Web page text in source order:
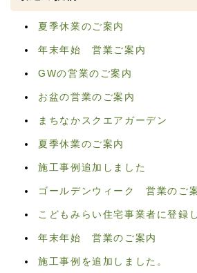
夏季休業のご案内
年末年始 営業ご案内
GWの営業のご案内
お盆の営業のご案内
まちなかスクエアガーデン
夏季休業のご案内
施工事例追加しました
ゴールデンウィーク 営業のご
こどもみらい住宅事業者に登録
年末年始 営業のご案内
施工事例を追加しました。